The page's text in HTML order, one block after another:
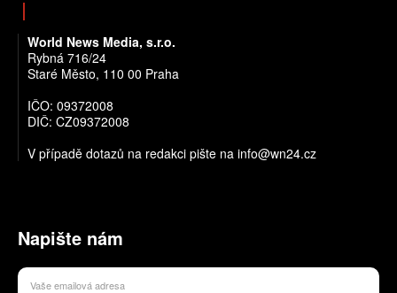
World News Media, s.r.o.
Rybná 716/24
Staré Město, 110 00 Praha
IČO: 09372008
DIČ: CZ09372008
V případě dotazů na redakci pište na info@wn24.cz
Napište nám